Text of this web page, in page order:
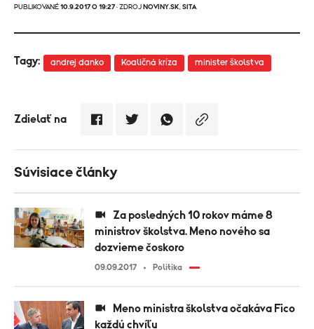
PUBLIKOVANÉ 10.9.2017 O 19:27 · ZDROJ NOVINY.SK, SITA
Tagy: andrej danko Koaličná kríza minister školstva
Zdielať na
Súvisiace články
ministrov školstva. Meno nového sa
dozvieme čoskoro
09.09.2017 Politika
každú chvíľu